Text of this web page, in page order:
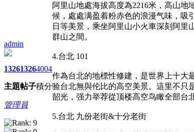
admin
1326
主題
1326
帖子
4004
積分
管理員
阿里山地處海拔高度為2216米，高山
候，處處满盈着粉赤色的浪漫气味，吸
日等美景，乘坐阿里山小火車深刻阿
群山之間。
4.台北 101
作為台北的地標性修建，是世界上十大
验台北無與伦比的高空美景。這里不只
韶光，强力举荐從顶楼高空鸟瞰全部台
5.台北 九份老街&十分老街